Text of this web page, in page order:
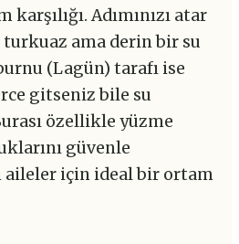
Adımınızı atar
ama derin bir su
(Lagün) tarafı ise
gitseniz bile su
özellikle yüzme
güvenle
aileler için ideal bir ortam